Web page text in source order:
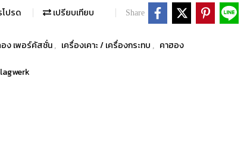
โปรด เปรียบเทียบ Share
ง เพอร์คัสชั่น เครื่องเคาะ / เครื่องกระทบ คาฮอง